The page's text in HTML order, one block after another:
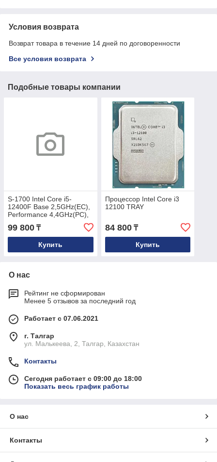
Условия возврата
Возврат товара в течение 14 дней по договоренности
Все условия возврата
Подобные товары компании
S-1700 Intel Core i5-
12400F Base 2,5GHz(EC),
Performance 4,4GHz(PC),
Max Turbo 4,4GHz, Cache
18Mb
99 800 ₸
Купить
Процессор Intel Core i3
12100 TRAY
84 800₸
Купить
О нас
Рейтинг не сформирован
Менее 5 отзывов за последний год
Работает с 07.06.2021
г. Талгар
ул. Малькеева, 2, Талгар, Казахстан
Контакты
Сегодня работает с 09:00 до 18:00
Показать весь график работы
О нас
Контакты